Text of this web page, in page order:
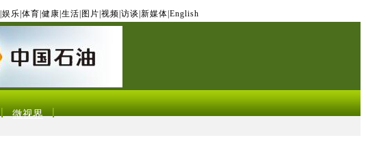
娱乐 体育 健康 生活 图片 视频 访谈 新媒体 English
微视界